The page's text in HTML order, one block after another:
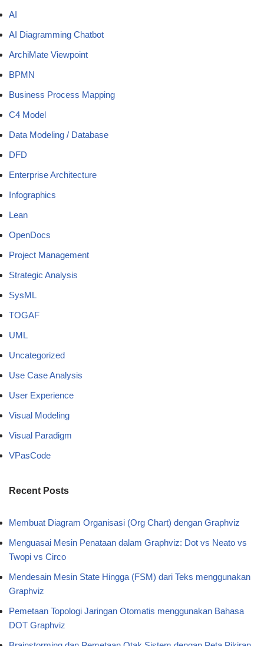
AI
AI Diagramming Chatbot
ArchiMate Viewpoint
BPMN
Business Process Mapping
C4 Model
Data Modeling / Database
DFD
Enterprise Architecture
Infographics
Lean
OpenDocs
Project Management
Strategic Analysis
SysML
TOGAF
UML
Uncategorized
Use Case Analysis
User Experience
Visual Modeling
Visual Paradigm
VPasCode
Recent Posts
Membuat Diagram Organisasi (Org Chart) dengan Graphviz
Menguasai Mesin Penataan dalam Graphviz: Dot vs Neato vs
Twopi vs Circo
Mendesain Mesin State Hingga (FSM) dari Teks menggunakan
Graphviz
Pemetaan Topologi Jaringan Otomatis menggunakan Bahasa
DOT Graphviz